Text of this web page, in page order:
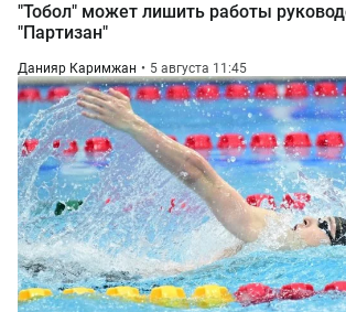
"Тобол" может лишить работы
"Партизан"
Данияр Каримжан 5 августа 11:45